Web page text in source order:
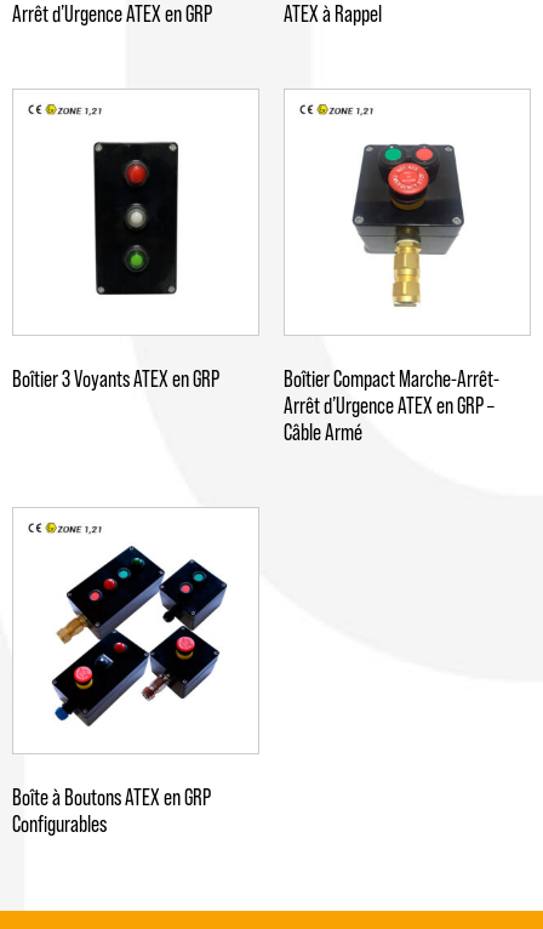
Arrêt d’Urgence ATEX en GRP
ATEX à Rappel
Boîtier 3 Voyants ATEX en GRP
Boîtier Compact Marche-Arrêt-
Arrêt d’Urgence ATEX en GRP –
Câble Armé
Boîte à Boutons ATEX en GRP
Configurables